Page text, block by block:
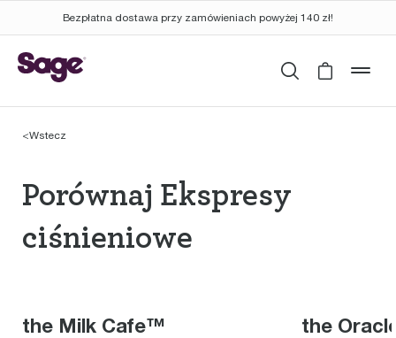
Bezpłatna dostawa przy zamówieniach powyżej 140 zł!
Wyszukaj
Cart is
<Wstecz
Porównaj Ekspresy
Porównaj Ekspresy
ciśnieniowe
the Milk Cafe™ the